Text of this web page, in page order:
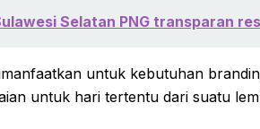
Selatan PNG transparan
untuk kebutuhan
untuk hari tertentu dari suatu